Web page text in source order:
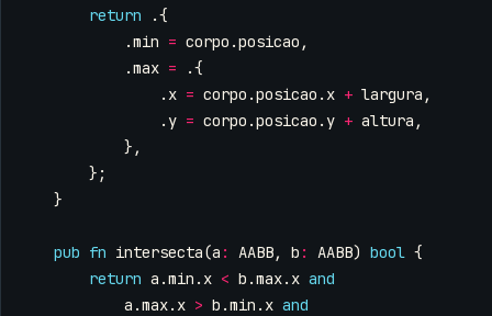
return
.{
.min = corpo .posicao ,
.max =
.{
. x = corpo .posicao . x + largura ,
. y = corpo .posicao . y + altura ,
},
};
}
pub fn intersecta(a : AABB, b : AABB) bool {
return a .min . x < b .max. x and
a .max. x > b .min . x and